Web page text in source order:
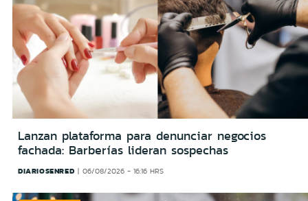
Lanzan plataforma para denunciar negocios
fachada: Barberías lideran sospechas
DIARIOSENRED 06/08/2026 - 16:16 HRS